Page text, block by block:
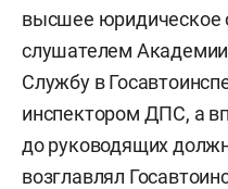
высшее юридическое
слушателем
Службу в
инспектором ДПС, а
до руководящих
возглавлял